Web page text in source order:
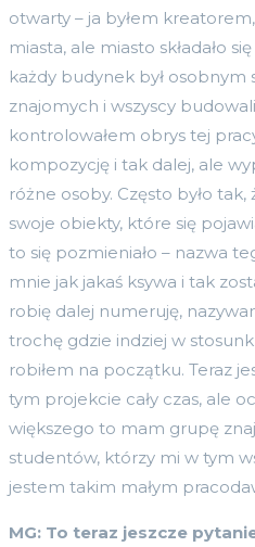
otwarty – ja byłem
miasta, ale miasto składało
każdy budynek był osobnym
znajomych i wszyscy
kontrolowałem obrys tej
kompozycję i tak dalej, ale
różne osoby. Często było
swoje obiekty, które się
to się pozmieniało – nazwa
mnie jak jakaś ksywa i tak
robię dalej numeruję,
trochę gdzie indziej w
robiłem na początku. Teraz
tym projekcie cały czas, ale
większego to mam grupę
studentów, którzy mi w tym
jestem takim małym
MG: To teraz jeszcze